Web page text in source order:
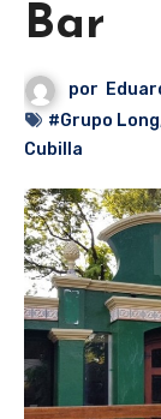
Bar
por
#Grupo Long
Cubilla